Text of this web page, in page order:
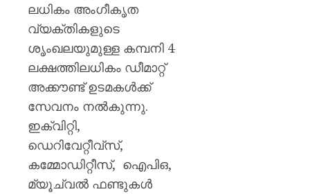
ലധികം അംഗീകൃത
വ്യക്തികളുടെ
ശൃംഖലയുമുള്ള കമ്പനി 4
ലക്ഷത്തിലധികം ഡീമാറ്റ്
അക്കൗണ്ട് ഉടമകള്‍ക്ക്
സേവനം നല്‍കുന്നു.
ഇക്വിറ്റി,
ഡെറിവേറ്റീവ്സ്,
കമ്മോഡിറ്റീസ്, ഐപിഒ,
മ്യൂച്വല്‍ ഫണ്ടുകള്‍